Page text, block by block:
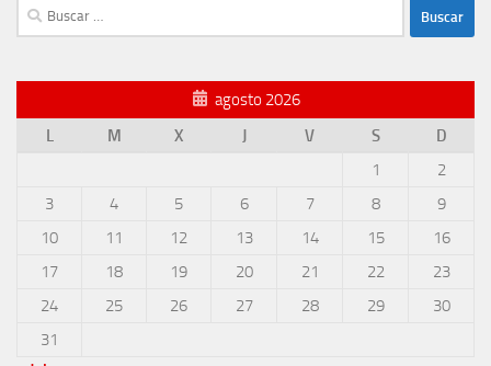
Buscar:
agosto 2026
L
M X J V S
D
1
2
3
4 5 6 7 8
9
10
11 12 13 14 15
16
17
18 19 20 21 22
23
24
25 26 27 28 29
30
31